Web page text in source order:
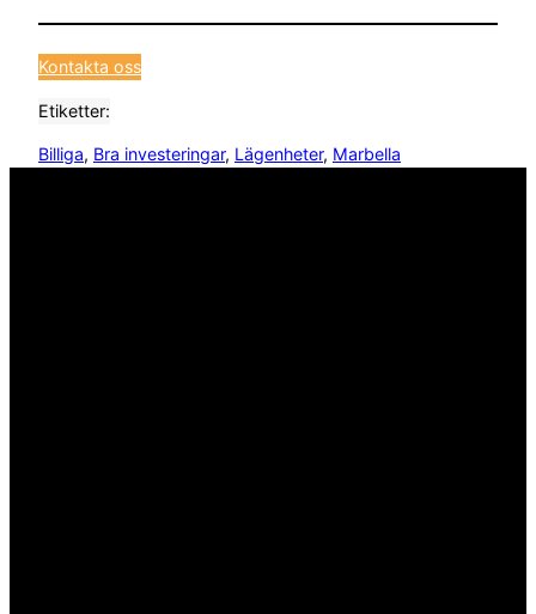
Kontakta oss
Etiketter:
Billiga, Bra investeringar, Lägenheter, Marbella